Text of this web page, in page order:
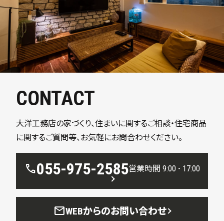
CONTACT
大洋工務店の家づくり、住まいに関するご相談・住宅商品
に関するご質問等、お気軽にお問合わせください。
call055-975-2585営業時間 9:00 - 17:00
mailWEBからのお問い合わせ